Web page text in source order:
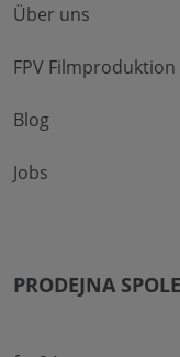
Über uns
FPV Filmproduktion
Blog
Jobs
PRODEJNA